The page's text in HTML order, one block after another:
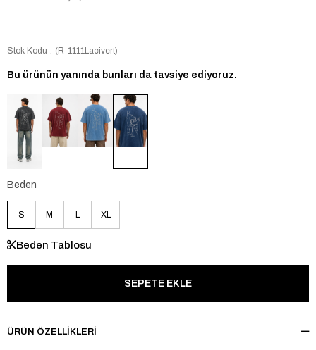
Stok Kodu (R-1111Lacivert)
Bu ürünün yanında bunları da tavsiye ediyoruz.
Beden
S M L XL
Beden Tablosu
ÜRÜN ÖZELLIKLERI